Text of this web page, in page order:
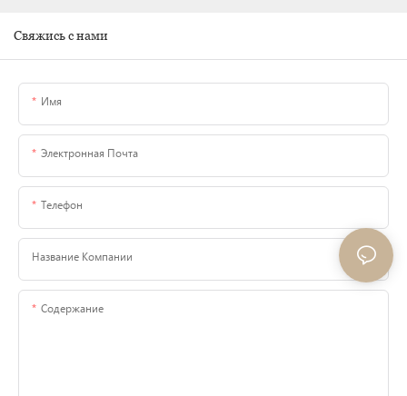
Свяжись с нами
Имя
Электронная Почта
Телефон
Название Компании
Содержание